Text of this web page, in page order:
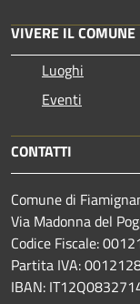
VIVERE IL COMUNE
Luoghi
Eventi
CONTATTI
Comune di
Via Madonna del
Codice Fiscale:
Partita IVA:
IBAN: